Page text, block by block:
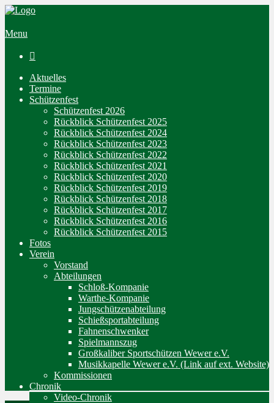
Menu

Aktuelles
Termine
Schützenfest
Schützenfest 2026
Rückblick Schützenfest 2025
Rückblick Schützenfest 2024
Rückblick Schützenfest 2023
Rückblick Schützenfest 2022
Rückblick Schützenfest 2021
Rückblick Schützenfest 2020
Rückblick Schützenfest 2019
Rückblick Schützenfest 2018
Rückblick Schützenfest 2017
Rückblick Schützenfest 2016
Rückblick Schützenfest 2015
Fotos
Verein
Vorstand
Abteilungen
Schloß-Kompanie
Warthe-Kompanie
Jungschützenabteilung
Schießsportabteilung
Fahnenschwenker
Spielmannszug
Großkaliber Sportschützen Wewer e.V.
Musikkapelle Wewer e.V. (Link auf ext. Website)
Kommissionen
Chronik
Video-Chronik